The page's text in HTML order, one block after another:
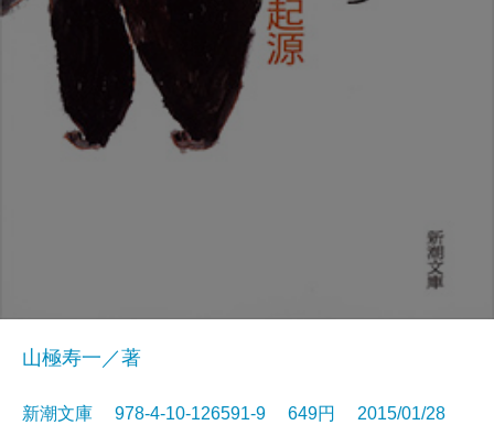
山極寿一／著
新潮文庫 978-4-10-126591-9 649円 2015/01/28